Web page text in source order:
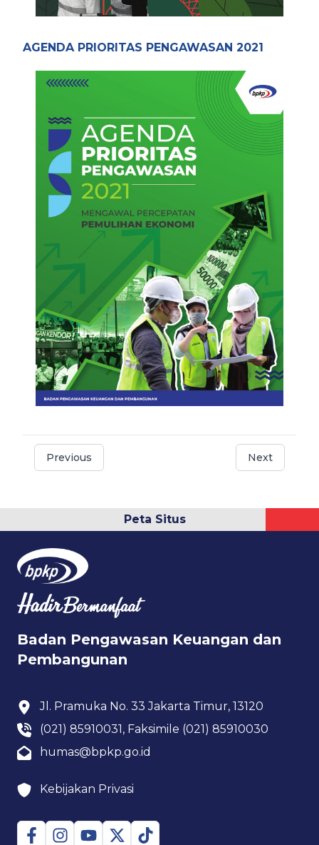
AGENDA PRIORITAS PENGAWASAN 2021
Previous Next
Peta Situs
Badan Pengawasan Keuangan dan
Pembangunan
Jl. Pramuka No. 33 Jakarta Timur, 13120
(021) 85910031, Faksimile (021) 85910030
humas@bpkp.go.id
Kebijakan Privasi